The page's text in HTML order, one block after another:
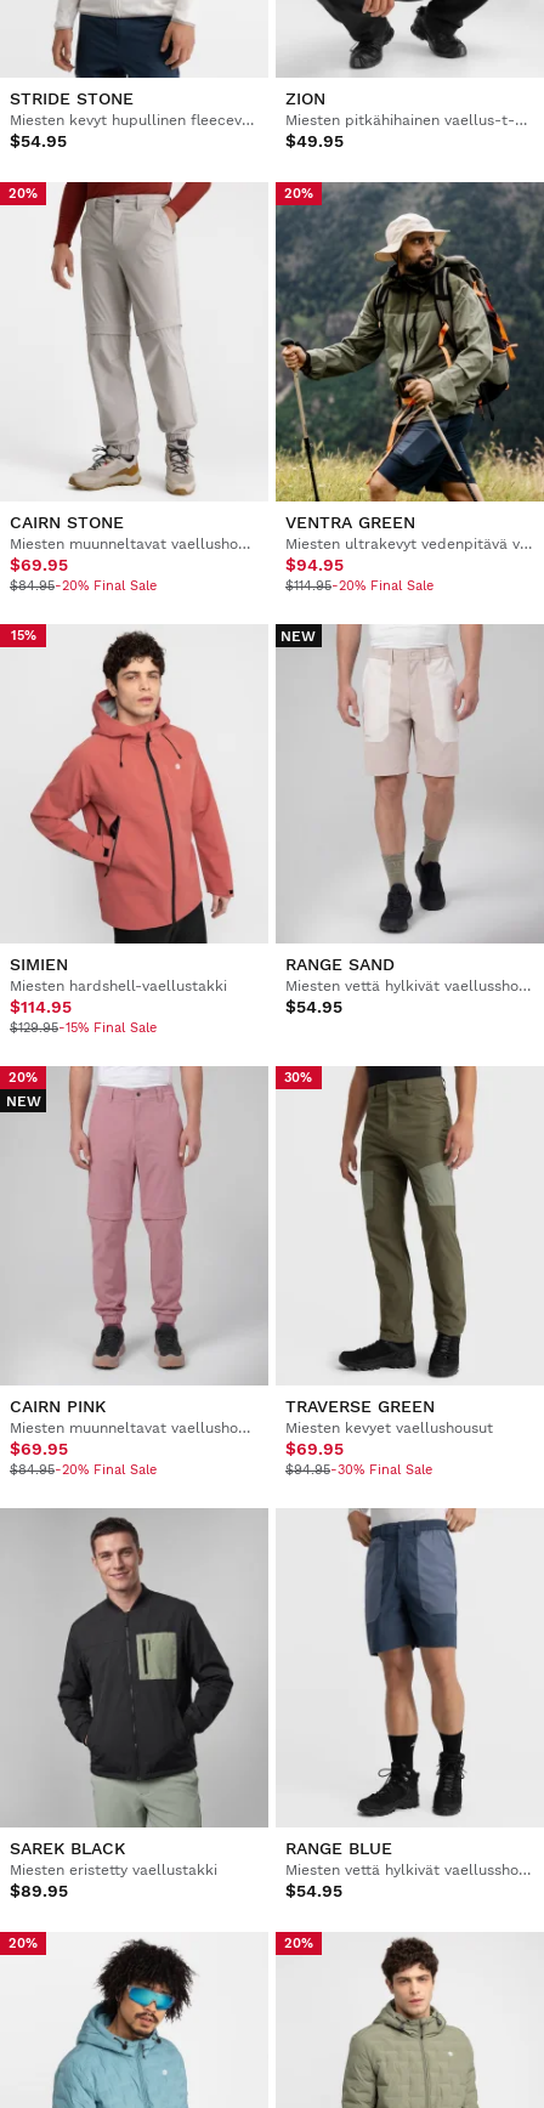
STRIDE STONE
Miesten kevyt hupullinen fleecevaellustakki
$54.95
ZION
Miesten pitkähihainen vaellus-t-paita
$49.95
20%
CAIRN STONE
Miesten muunneltavat vaellushousut
$69.95
$84.95-20% Final Sale
20%
VENTRA GREEN
Miesten ultrakevyt vedenpitävä vaellustakki
$94.95
$114.95-20% Final Sale
15%
SIMIEN
Miesten hardshell-vaellustakki
$114.95
$129.95-15% Final Sale
NEW
RANGE SAND
Miesten vettä hylkivät vaellusshortsit
$54.95
20%
NEW
CAIRN PINK
Miesten muunneltavat vaellushousut
$69.95
$84.95-20% Final Sale
30%
TRAVERSE GREEN
Miesten kevyet vaellushousut
$69.95
$94.95-30% Final Sale
SAREK BLACK
Miesten eristetty vaellustakki
$89.95
RANGE BLUE
Miesten vettä hylkivät vaellusshortsit
$54.95
20% 20%